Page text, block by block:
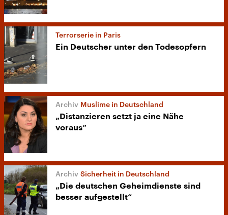
Terrorserie in Paris
Ein Deutscher unter den Todesopfern
Muslime in Deutschland
„Distanzieren setzt ja eine Nähe
voraus“
Sicherheit in Deutschland
„Die deutschen Geheimdienste sind
besser aufgestellt“